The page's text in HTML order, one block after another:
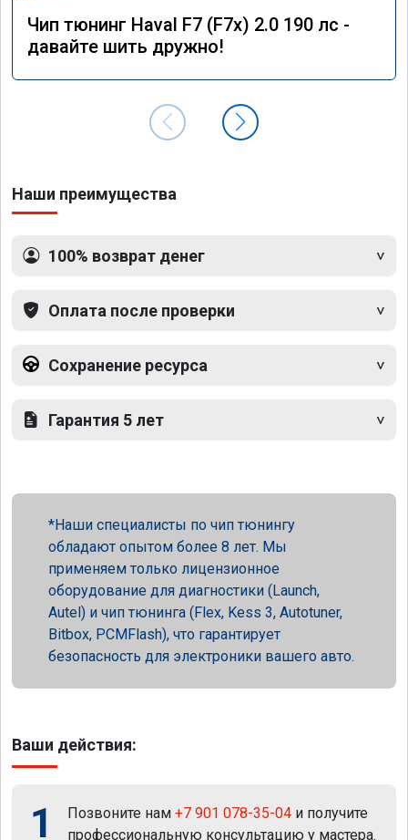
Чип тюнинг Haval F7 (F7x) 2.0 190 лс -
давайте шить дружно!
Наши преимущества
100% возврат денег
Оплата после проверки
Сохранение ресурса
Гарантия 5 лет
Наши специалисты по чип тюнингу
обладают опытом более 8 лет. Мы
применяем только лицензионное
оборудование для диагностики (Launch,
Autel) и чип тюнинга (Flex, Kess 3, Autotuner,
Bitbox, PCMFlash), что гарантирует
безопасность для электроники вашего авто.
Ваши действия:
1 Позвоните нам +7 901 078-35-04 и получите
профессиональную консультацию у мастера.